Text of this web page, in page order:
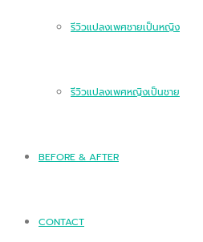
รีวิวแปลงเพศชายเป็นหญิง
รีวิวแปลงเพศหญิงเป็นชาย
BEFORE & AFTER
CONTACT